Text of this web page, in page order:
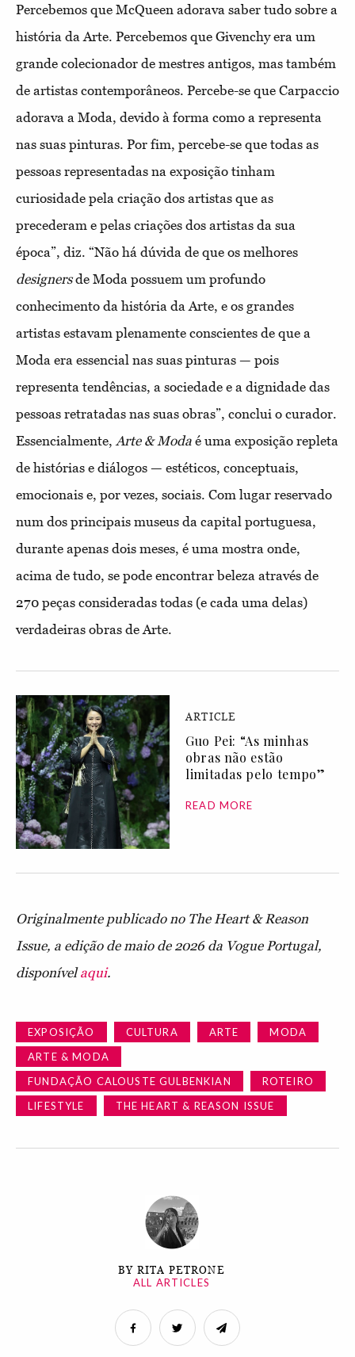
Percebemos que McQueen adorava saber tudo sobre a
história da Arte. Percebemos que Givenchy era um
grande colecionador de mestres antigos, mas também
de artistas contemporâneos. Percebe-se que Carpaccio
adorava a Moda, devido à forma como a representa
nas suas pinturas. Por fim, percebe-se que todas as
pessoas representadas na exposição tinham
curiosidade pela criação dos artistas que as
precederam e pelas criações dos artistas da sua
época”, diz. “Não há dúvida de que os melhores
designersde Moda possuem um profundo
conhecimento da história da Arte, e os grandes
artistas estavam plenamente conscientes de que a
Moda era essencial nas suas pinturas — pois
representa tendências, a sociedade e a dignidade das
pessoas retratadas nas suas obras”, conclui o curador.
Essencialmente,Arte & Moda é uma exposição repleta
de histórias e diálogos — estéticos, conceptuais,
emocionais e, por vezes, sociais. Com lugar reservado
num dos principais museus da capital portuguesa,
durante apenas dois meses, é uma mostra onde,
acima de tudo, se pode encontrar beleza através de
270 peças consideradas todas (e cada uma delas)
verdadeiras obras de Arte.
ARTICLE
Guo Pei: “As minhas
obras não estão
limitadas pelo tempo”
READ MORE
Originalmente publicado no The Heart & Reason
Issue, a edição de maio de 2026 da Vogue Portugal,
disponívelaqui.
EXPOSIÇÃO CULTURA ARTE
MODA
ARTE & MODA
FUNDAÇÃO CALOUSTE GULBENKIAN
ROTEIRO
LIFESTYLE
THE HEART & REASON ISSUE
BY RITA PETRONE
ALL ARTICLES